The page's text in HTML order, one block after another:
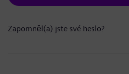
Zapomněl(a) jste své heslo?